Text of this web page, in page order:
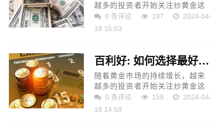
越多的投资者开始关注炒黄金这
一投资方式。然而，在选择炒黄
金的平台时，很多投资者常常感
0 条评论 197
2024-04-
18 15:03
百利好: 如何选择最好的炒黄金平台？
随着黄金市场的持续增长，越来
越多的投资者开始关注炒黄金这
一投资方式。然而，在选择炒黄
金的平台时，很多投资者常常感
0 条评论 158
2024-04-
18 14:58